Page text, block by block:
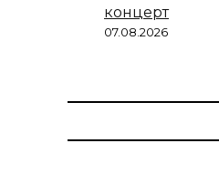
концерт
07.08.2026